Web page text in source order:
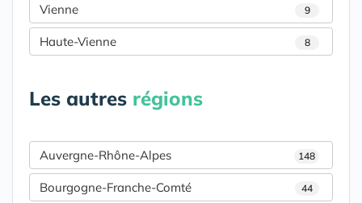
Vienne 9
Haute-Vienne 8
Les autres régions
Auvergne-Rhône-Alpes 148
Bourgogne-Franche-Comté 44